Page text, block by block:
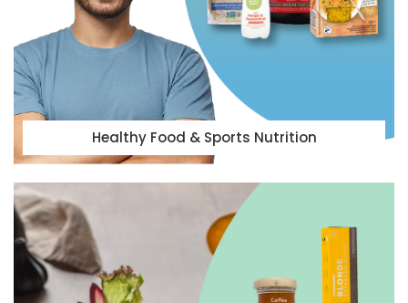
Healthy Food & Sports Nutrition